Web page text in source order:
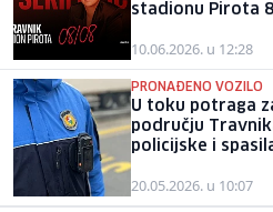
stadionu Pirota
10.06.2026. u 12:28
PRONAĐENO VOZILO
U toku potraga
području
policijske i
20.05.2026. u 10:07